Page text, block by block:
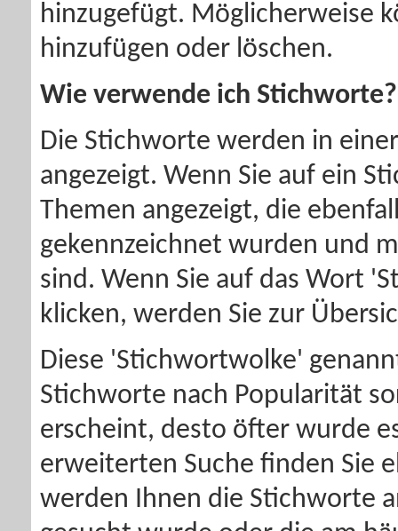
hinzugefügt. Möglicherweise
hinzufügen oder löschen.
Wie verwende ich Stichworte?
Die Stichworte werden in
angezeigt. Wenn Sie auf ein
Themen angezeigt, die
gekennzeichnet wurden und
sind. Wenn Sie auf das Wort
klicken, werden Sie zur
Diese 'Stichwortwolke'
Stichworte nach Popularität
erscheint, desto öfter wurde
erweiterten Suche finden Sie
werden Ihnen die Stichworte